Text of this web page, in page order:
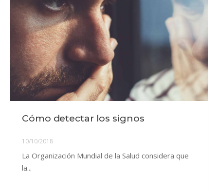
Cómo detectar los signos
10/10/2018
La Organización Mundial de la Salud considera que
la...